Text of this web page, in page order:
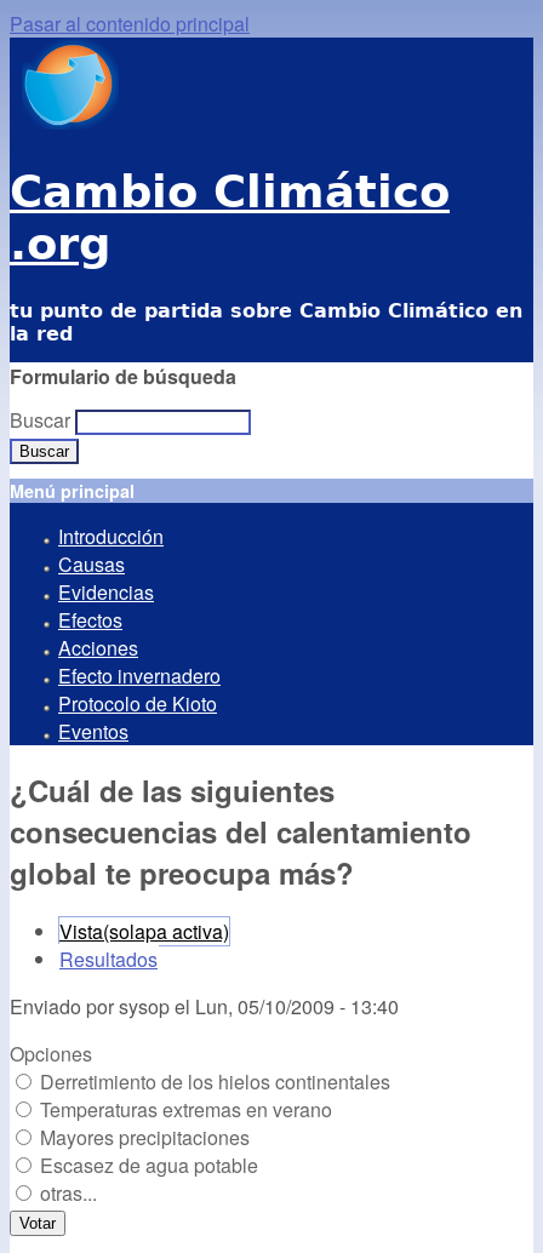
Pasar al contenido principal
Cambio Climático
.org
tu punto de partida sobre Cambio Climático en
la red
Formulario de búsqueda
Buscar
Menú principal
Introducción
Causas
Evidencias
Efectos
Acciones
Efecto invernadero
Protocolo de Kioto
Eventos
¿Cuál de las siguientes
consecuencias del calentamiento
global te preocupa más?
Vista(solapa activa)
Resultados
Enviado porsysopel Lun, 05/10/2009 - 13:40
Opciones
Derretimiento de los hielos continentales
Temperaturas extremas en verano
Mayores precipitaciones
Escasez de agua potable
otras...